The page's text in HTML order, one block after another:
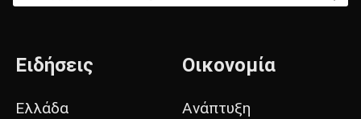
Ειδήσεις
Ελλάδα
Οικονομία
Ανάπτυξη